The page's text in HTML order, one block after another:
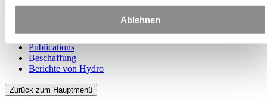
Ablehnen
Unsere Strategie
Standorte in Deutschland
Standorte in der Schweiz
Publications
Beschaffung
Berichte von Hydro
Zurück zum Hauptmenü